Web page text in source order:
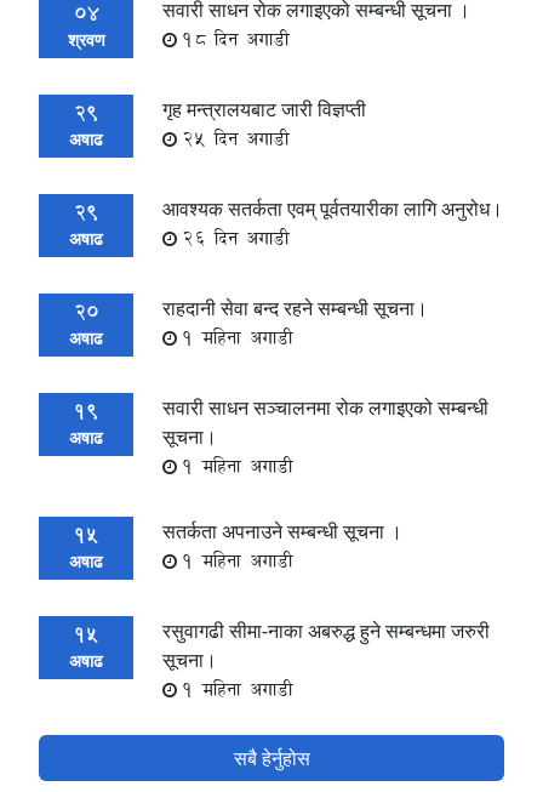
04
श्रवण
सवारी साधन रोक लगाइएको सम्बन्धी सूचना ।
18 दिन अगाडी
29
अषाढ
गृह मन्त्रालयबाट जारी विज्ञप्ती
25 दिन अगाडी
29
अषाढ
आवश्यक सतर्कता एवम् पूर्वतयारीका लागि अनुरोध।
26 दिन अगाडी
20
अषाढ
राहदानी सेवा बन्द रहने सम्बन्धी सूचना।
1 महिना अगाडी
19
अषाढ
सवारी साधन सञ्चालनमा रोक लगाइएको सम्बन्धी
सूचना।
1 महिना अगाडी
15
अषाढ
सतर्कता अपनाउने सम्बन्धी सूचना ।
1 महिना अगाडी
15
अषाढ
रसुवागढी सीमा-नाका अबरुद्ध हुने सम्बन्धमा जरुरी
सूचना।
1 महिना अगाडी
सबै हेर्नुहोस